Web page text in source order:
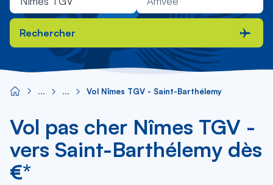
Rechercher
Vol Nîmes TGV - Saint-Barthélemy
Vol pas cher Nîmes TGV -
vers Saint-Barthélemy dès
€*